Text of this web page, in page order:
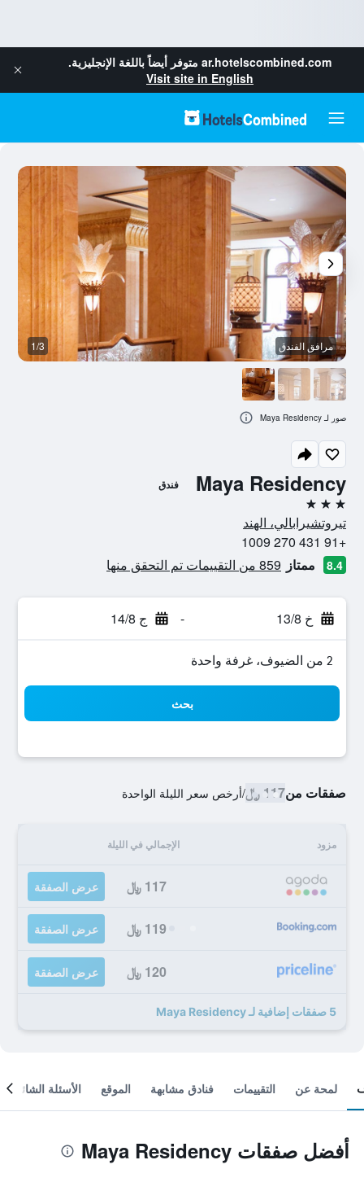
ar.hotelscombined.com متوفر أيضاً باللغة الإنجليزية.
Visit site in English
Maya Residency فندق
3 نجوم
تيروتشيرابالي، الهند
+91 431 270 1009
8.4 ممتاز 859 من التقييمات تم التحقق منها
خ 13/8 - ج 14/8
2 من الضيوف، غرفة واحدة
بحث
صفقات من117 ﷼ /أرخص سعر الليلة الواحدة
مزود الإجمالي في الليلة
117 ﷼ عرض الصفقة
119 ﷼ عرض الصفقة
120 ﷼ عرض الصفقة
5 صفقات إضافية لـ Maya Residency
مرافق الفندق 1/3
صور لـ Maya Residency
لمحة عن التقييمات فنادق مشابهة الموقع الأسئلة الشائعة
أفضل صفقات Maya Residency